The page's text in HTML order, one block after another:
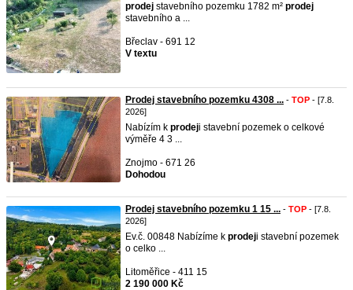
prodej stavebního pozemku 1782 m² prodej
stavebního a ...
Břeclav - 691 12
V textu
Prodej stavebního pozemku 4308 ... - TOP - [7.8.
2026]
Nabízím k prodeji stavební pozemek o celkové
výměře 4 3 ...
Znojmo - 671 26
Dohodou
Prodej stavebního pozemku 1 15 ... - TOP - [7.8.
2026]
Ev.č. 00848 Nabízíme k prodeji stavební pozemek
o celko ...
Litoměřice - 411 15
2 190 000 Kč